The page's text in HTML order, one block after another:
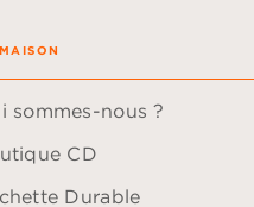
sommes-nous ?
CD
Durable